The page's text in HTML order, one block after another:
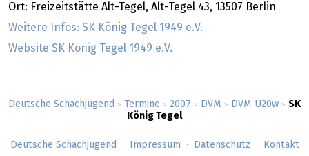
Deutsche Schachjugend > Termine > 2007 > DVM > DVM U20w > SK
König Tegel
Ort: Freizeitstätte Alt-Tegel, Alt-Tegel 43, 13507 Berlin
Weitere Infos: SK König Tegel 1949 e.V.
Website SK König Tegel 1949 e.V.
Deutsche Schachjugend Impressum Datenschutz Kontakt